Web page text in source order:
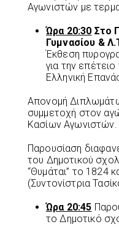
Αγωνιστών με
Ώρα 20:30 Στο
Γυμνασίου &
Έκθεση
για την
Ελληνική
Απονομή
συμμετοχή στον
Κασίων Αγωνιστών.
Παρουσίαση
του Δημοτικού
“Θυμάται” το 1824
(Συντονίστρια
Ώρα 20:45
το Δημοτικό